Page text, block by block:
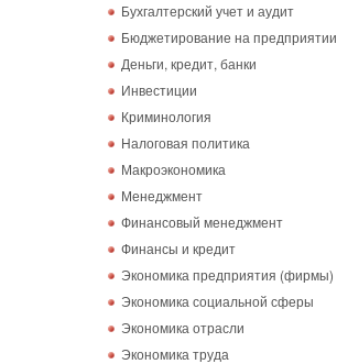
Бухгалтерский учет и аудит
Бюджетирование на предприятии
Деньги, кредит, банки
Инвестиции
Криминология
Налоговая политика
Макроэкономика
Менеджмент
Финансовый менеджмент
Финансы и кредит
Экономика предприятия (фирмы)
Экономика социальной сферы
Экономика отрасли
Экономика труда